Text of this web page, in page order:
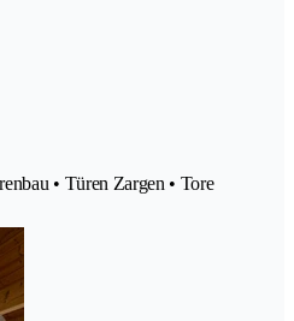
• Türen Zargen • Tore